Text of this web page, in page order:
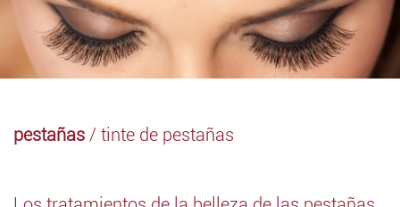
pestañas / tinte de pestañas